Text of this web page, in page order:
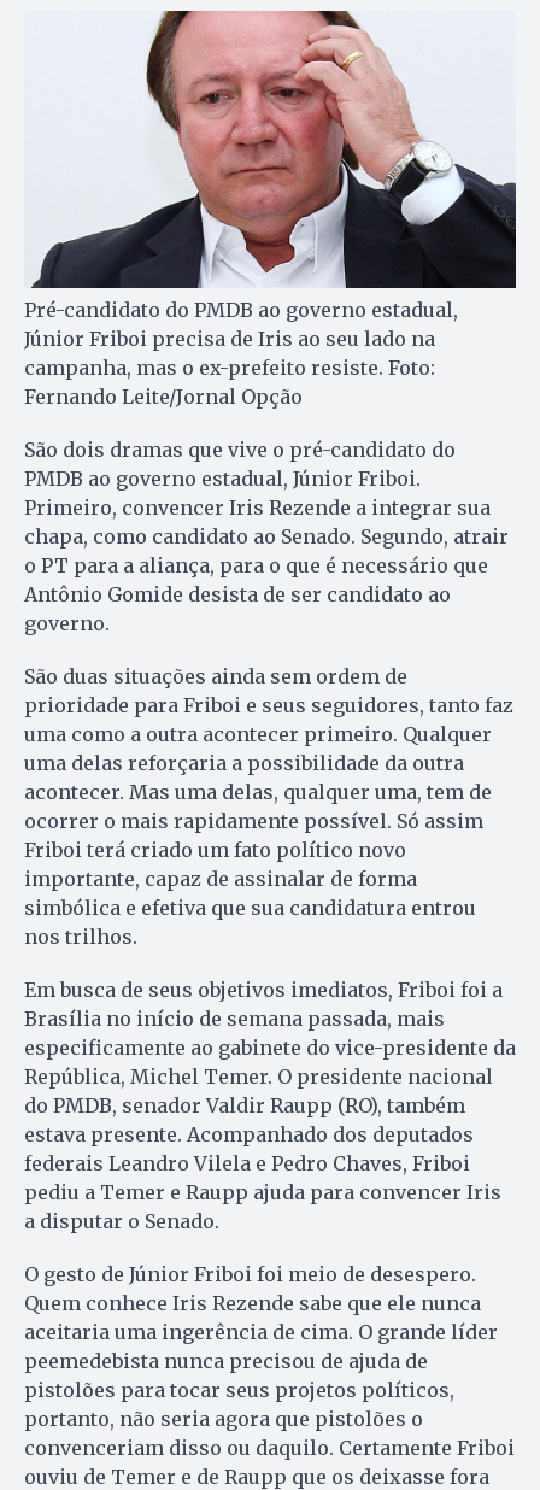
Pré-candidato do PMDB ao governo estadual,
Júnior Friboi precisa de Iris ao seu lado na
campanha, mas o ex-prefeito resiste. Foto:
Fernando Leite/Jornal Opção
São dois dramas que vive o pré-candidato do
PMDB ao governo estadual, Jú­nior Friboi.
Primeiro, convencer Iris Rezende a integrar sua
chapa, como candidato ao Senado. Segundo, atrair
o PT para a aliança, para o que é necessário que
Antônio Gomide desista de ser candidato ao
governo.
São duas situações ainda sem ordem de
prioridade para Friboi e seus seguidores, tanto faz
uma como a outra acontecer primeiro. Qualquer
uma delas reforçaria a possibilidade da outra
acontecer. Mas uma delas, qualquer uma, tem de
ocorrer o mais rapidamente possível. Só assim
Friboi terá criado um fato político novo
importante, capaz de assinalar de forma
simbólica e efetiva que sua candidatura entrou
nos trilhos.
Em busca de seus objetivos imediatos, Friboi foi a
Brasília no início de semana passada, mais
especificamente ao gabinete do vice-presidente da
República, Michel Temer. O presidente nacional
do PMDB, senador Valdir Raupp (RO), também
estava presente. Acompanhado dos deputados
federais Leandro Vilela e Pedro Chaves, Friboi
pediu a Temer e Raupp ajuda para convencer Iris
a disputar o Senado.
O gesto de Júnior Friboi foi meio de desespero.
Quem conhece Iris Rezende sabe que ele nunca
aceitaria uma ingerência de cima. O grande líder
peemedebista nunca precisou de ajuda de
pistolões para tocar seus projetos políticos,
portanto, não seria agora que pistolões o
convenceriam disso ou daquilo. Certamente Friboi
ouviu de Temer e de Raupp que os deixasse fora